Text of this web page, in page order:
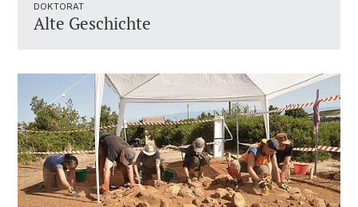
DOKTORAT
Alte Geschichte